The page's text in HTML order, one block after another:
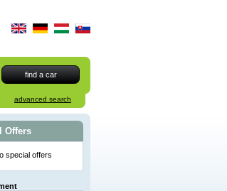
advanced search
Offers
special offers